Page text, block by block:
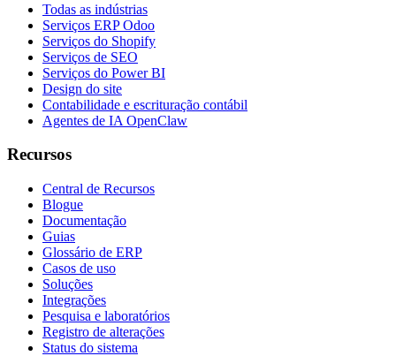
Todas as indústrias
Serviços ERP Odoo
Serviços do Shopify
Serviços de SEO
Serviços do Power BI
Design do site
Contabilidade e escrituração contábil
Agentes de IA OpenClaw
Recursos
Central de Recursos
Blogue
Documentação
Guias
Glossário de ERP
Casos de uso
Soluções
Integrações
Pesquisa e laboratórios
Registro de alterações
Status do sistema